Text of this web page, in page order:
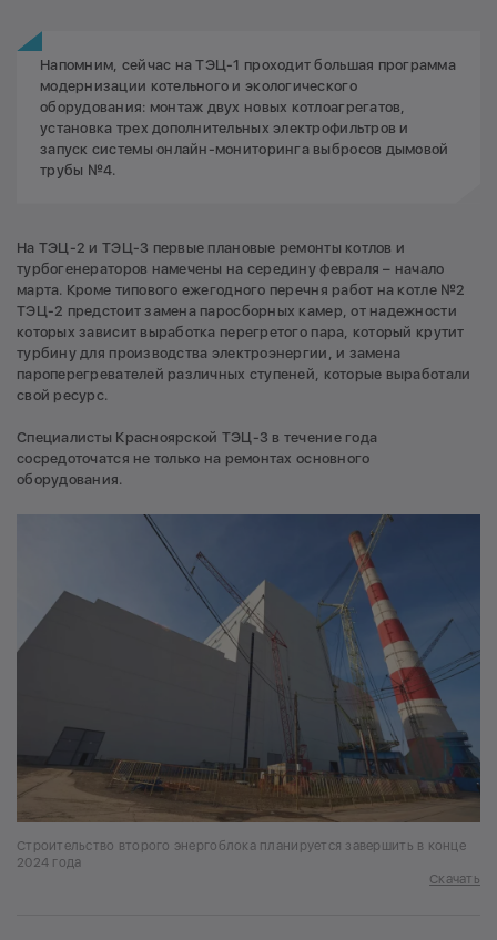
Напомним, сейчас на ТЭЦ-1 проходит большая программа
модернизации котельного и экологического
оборудования: монтаж двух новых котлоагрегатов,
установка трех дополнительных электрофильтров и
запуск системы онлайн-мониторинга выбросов дымовой
трубы №4.
На ТЭЦ-2 и ТЭЦ-3 первые плановые ремонты котлов и
турбогенераторов намечены на середину февраля – начало
марта. Кроме типового ежегодного перечня работ на котле №2
ТЭЦ-2 предстоит замена паросборных камер, от надежности
которых зависит выработка перегретого пара, который крутит
турбину для производства электроэнергии, и замена
пароперегревателей различных ступеней, которые выработали
свой ресурс.
Специалисты Красноярской ТЭЦ-3 в течение года
сосредоточатся не только на ремонтах основного
оборудования.
Строительство второго энергоблока планируется завершить в конце
2024 года
Скачать